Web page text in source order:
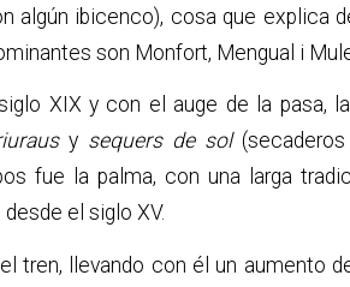
algún ibicenco), cosa que explica
son Monfort, Mengual i
XIX y con el auge de la pasa,
y sequers de sol(secaderos
fue la palma, con una larga
el siglo XV.
tren, llevando con él un aumento